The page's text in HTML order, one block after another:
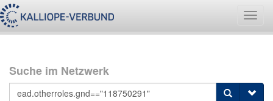
Suche im Netzwerk